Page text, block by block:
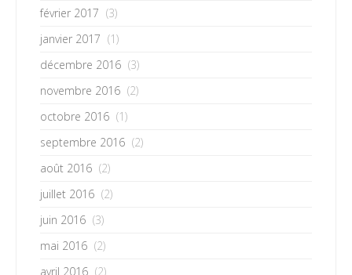
février 2017 (3)
janvier 2017 (1)
décembre 2016 (3)
novembre 2016 (2)
octobre 2016 (1)
septembre 2016 (2)
août 2016 (2)
juillet 2016 (2)
juin 2016 (3)
mai 2016 (2)
avril 2016 (2)